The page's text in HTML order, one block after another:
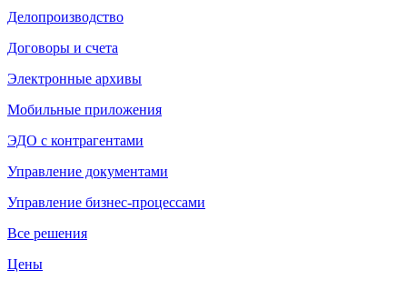
Делопроизводство
Договоры и счета
Электронные архивы
Мобильные приложения
ЭДО с контрагентами
Управление документами
Управление бизнес-процессами
Все решения
Цены